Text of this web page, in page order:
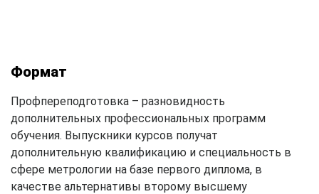
Формат
Профпереподготовка – разновидность
дополнительных профессиональных программ
обучения. Выпускники курсов получат
дополнительную квалификацию и специальность в
сфере метрологии на базе первого диплома, в
качестве альтернативы второму высшему